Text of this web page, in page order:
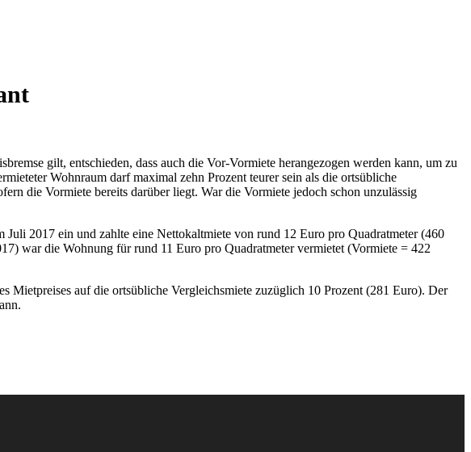
gilt, entschieden, dass auch die Vor-Vormiete herangezogen werden kann, um zu
Wohnraum darf maximal zehn Prozent teurer sein als die ortsübliche
die Vormiete bereits darüber liegt. War die Vormiete jedoch schon unzulässig
2017 ein und zahlte eine Nettokaltmiete von rund 12 Euro pro Quadratmeter (460
war die Wohnung für rund 11 Euro pro Quadratmeter vermietet (Vormiete = 422
Mietpreises auf die ortsübliche Vergleichsmiete zuzüglich 10 Prozent (281 Euro). Der